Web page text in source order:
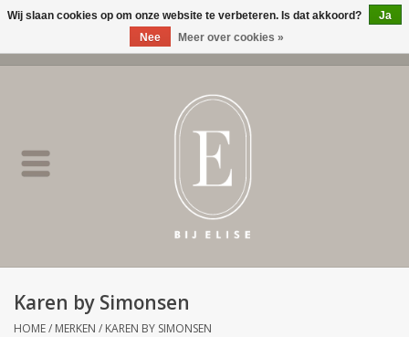
BIJ ELISE
SALE
Merken
Karen by Simonsen
HOME/ MERKEN / KAREN BY SIMONSEN
Wij slaan cookies op om onze website te verbeteren. Is dat akkoord?
Ja
Nee
Meer over cookies »